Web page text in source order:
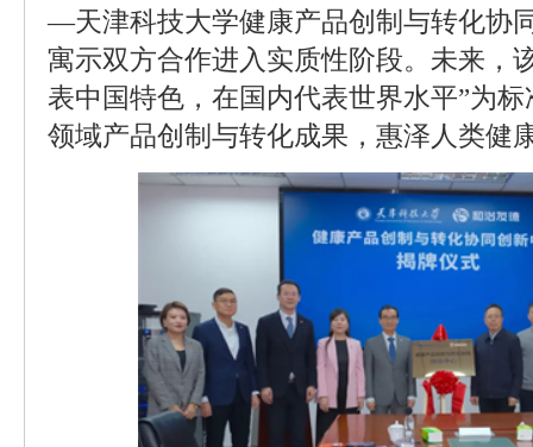
—天津科技大学健康产品创制与转化协
寓示双方合作进入实质性阶段。未来，
表中国特色，在国内代表世界水平”为
领域产品创制与转化成果，惠泽人类健